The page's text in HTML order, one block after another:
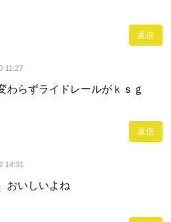
返信
11:27
わらずライドレールがｋｓｇ
返信
14:31
おいしいよね